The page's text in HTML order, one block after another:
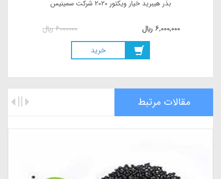
6,000,000 1660000ريال
مقالات مرتبط